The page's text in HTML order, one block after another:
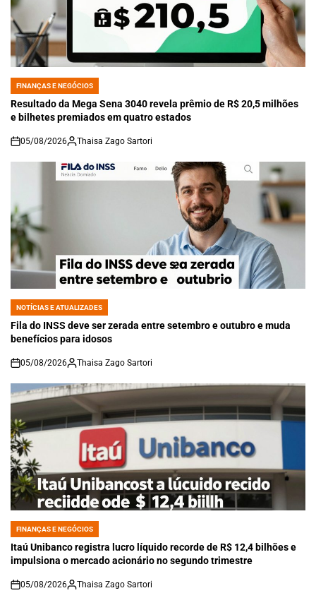
POSTED
IN
FINANÇAS E NEGÓCIOS
Resultado da Mega Sena 3040 revela prêmio de R$ 20,5 milhões
e bilhetes premiados em quatro estados
on
05/08/2026 Thaisa Zago Sartori
POSTED
IN
NOTÍCIAS E ATUALIZADES
Fila do INSS deve ser zerada entre setembro e outubro e muda
benefícios para idosos
on
05/08/2026 Thaisa Zago Sartori
POSTED
IN
FINANÇAS E NEGÓCIOS
Itaú Unibanco registra lucro líquido recorde de R$ 12,4 bilhões e
impulsiona o mercado acionário no segundo trimestre
on
05/08/2026 Thaisa Zago Sartori